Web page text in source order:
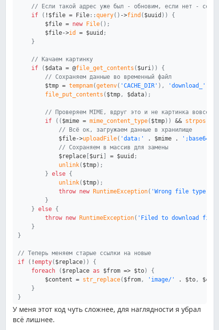
// Если такой адрес уже был - обновим, если нет -
if
( ! $file = File ::query( ) ->find ( $uuid ) )
{
$file = new File( ) ;
$file->id = $uuid ;
}
// Качаем картинку
if
( $data = @file_get_contents ( $uri ) )
{
// Сохраняем данные во временный файл
$tmp = tempnam(getenv( 'CACHE_DIR' ) , 'download_'
file_put_contents ( $tmp , $data) ;
// Проверяем MIME, вдруг это и не картинка вовсе?
if
( ( $mime = mime_content_type( $tmp) ) && strpos
// Всё ок, загружаем данные в хранилище
$file->uploadFile( 'data:' . $mime .
';base64,'
// Сохраняем в массив для замены
$replace [$uri ] = $uuid ;
unlink( $tmp) ;
} else {
unlink( $tmp) ;
throw new RuntimeException( 'Wrong file type: '
}
} else {
throw new RuntimeException( 'Filed to download
}
}
// Теперь меняем старые ссылки на новые
if
( !empty( $replace) )
{
foreach
( $replace as $from => $to)
{
$content = str_replace( $from , 'image/' . $to ,
}
}
У меня этот код чуть сложнее, для наглядности я убрал
всё лишнее.